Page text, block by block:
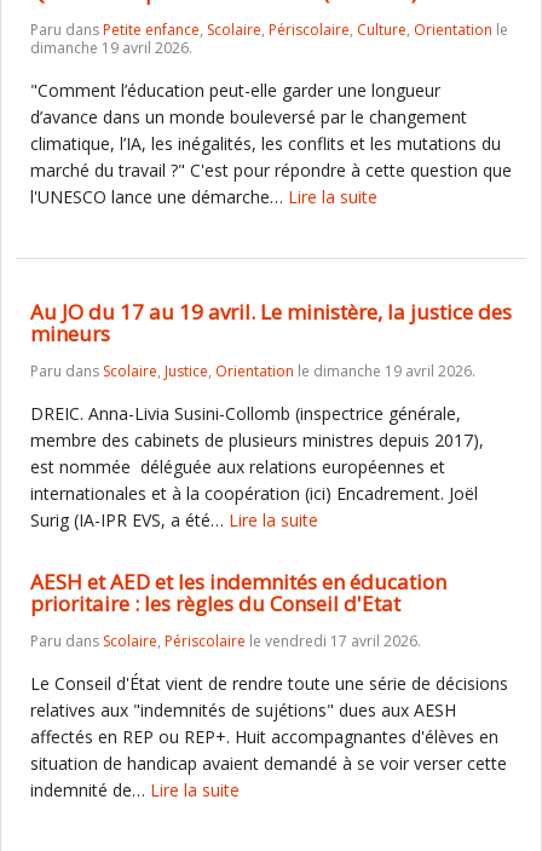
Paru dansPetite enfance, Scolaire, Périscolaire, Culture, Orientation le
dimanche 19 avril 2026.
"Comment l’éducation peut-elle garder une longueur
d’avance dans un monde bouleversé par le changement
climatique, l’IA, les inégalités, les conflits et les mutations du
marché du travail ?" C'est pour répondre à cette question que
l'UNESCO lance une démarche… Lire la suite
Au JO du 17 au 19 avril. Le ministère, la justice des
mineurs
Paru dans Scolaire, Justice, Orientation le dimanche 19 avril 2026.
DREIC. Anna-Livia Susini-Collomb (inspectrice générale,
membre des cabinets de plusieurs ministres depuis 2017),
est nommée déléguée aux relations européennes et
internationales et à la coopération (ici) Encadrement. Joël
Surig (IA-IPR EVS, a été… Lire la suite
AESH et AED et les indemnités en éducation
prioritaire : les règles du Conseil d'Etat
Paru dans Scolaire, Périscolaire le vendredi 17 avril 2026.
Le Conseil d'État vient de rendre toute une série de décisions
relatives aux "indemnités de sujétions" dues aux AESH
affectés en REP ou REP+. Huit accompagnantes d'élèves en
situation de handicap avaient demandé à se voir verser cette
indemnité de… Lire la suite